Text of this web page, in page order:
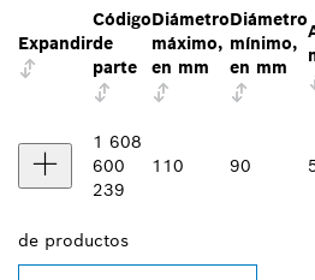
Expandir
Código
de
parte
Diámetro
máximo,
en mm
Diámetro
mínimo,
en mm
1 608
600
239
110 90
de productos